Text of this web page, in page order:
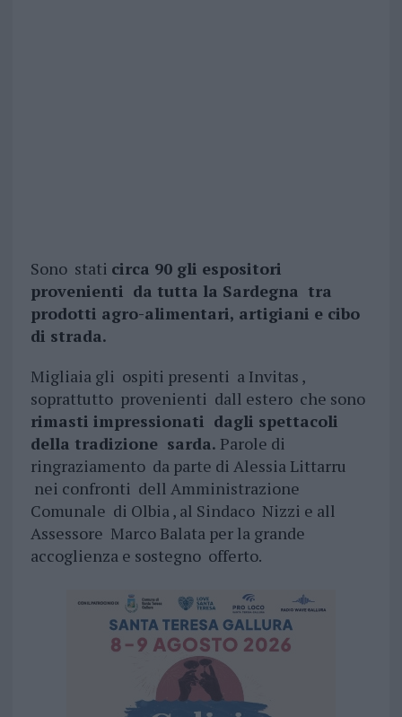
Sono stati circa 90 gli espositori
provenienti da tutta la Sardegna tra
prodotti agro-alimentari, artigiani e cibo
di strada.
Migliaia gli ospiti presenti a Invitas ,
soprattutto provenienti dall estero che sono
rimasti impressionati dagli spettacoli
della tradizione sarda. Parole di
ringraziamento da parte di Alessia Littarru
nei confronti dell Amministrazione
Comunale di Olbia , al Sindaco Nizzi e all
Assessore Marco Balata per la grande
accoglienza e sostegno offerto.